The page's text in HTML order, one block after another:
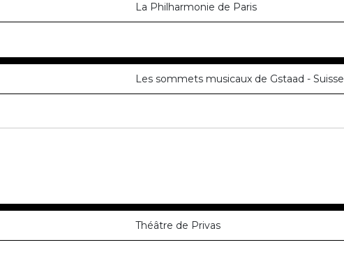
La Philharmonie de Paris
Les sommets musicaux de Gstaad - Suisse
Théâtre de Privas